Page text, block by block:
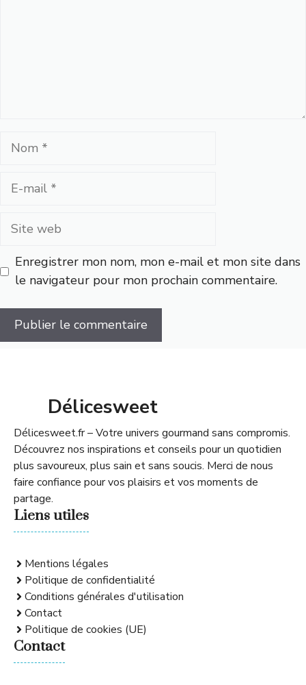
Nom
Site
Enregistrer mon nom, mon e-mail et mon site dans
le navigateur pour mon prochain commentaire.
Délicesweet
Délicesweet.fr – Votre univers gourmand sans compromis.
Découvrez nos inspirations et conseils pour un quotidien
plus savoureux, plus sain et sans soucis. Merci de nous
faire confiance pour vos plaisirs et vos moments de
partage.
Liens utiles
Mentions légales
Politique de confidentialité
Conditions générales d'utilisation
Contact
Politique de cookies (UE)
Contact